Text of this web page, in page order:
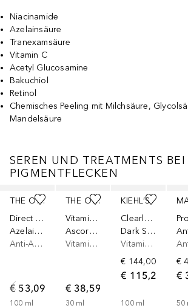
Niacinamide
Azelainsäure
Tranexamsäure
Vitamin C
Acetyl Glucosamine
Bakuchiol
Retinol
Chemisches Peeling mit Milchsäure,
Mandelsäure
SEREN UND TREATMENTS BEI
PIGMENTFLECKEN
THE ORDINARY
Direct Acids
Azelaic Acid Suspension 10%
Anti-Aging Pflege
€ 53,09
100 ml
THE ORDINARY
Vitamin C
Ascorbyl Tetraisopalmitate Solution 20% in Vitamin F
Vitamin C Serum
€ 38,59
30 ml
KIEHL’S
Clearly Corrective
Dark Spot Solution
Vitamin C Serum
€ 144,00
€ 115,20
100 ml
€
€
50